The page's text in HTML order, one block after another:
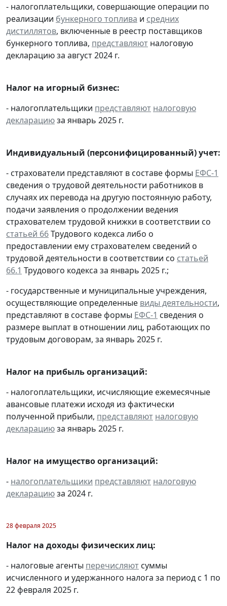
- налогоплательщики, совершающие операции по
реализации бункерного топлива и средних
дистиллятов, включенные в реестр поставщиков
бункерного топлива, представляют налоговую
декларацию за август 2024 г.
Налог на игорный бизнес:
- налогоплательщики представляют налоговую
декларациюза январь 2025 г.
Индивидуальный (персонифицированный) учет:
- страхователи представляют в составе формы ЕФС-1
сведения о трудовой деятельности работников в
случаях их перевода на другую постоянную работу,
подачи заявления о продолжении ведения
страхователем трудовой книжки в соответствии со
статьей 66Трудового кодекса либо о
предоставлении ему страхователем сведений о
трудовой деятельности в соответствии со статьей
66.1 Трудового кодекса за январь 2025 г.;
- государственные и муниципальные учреждения,
осуществляющие определенные виды деятельности,
представляют в составе формы ЕФС-1 сведения о
размере выплат в отношении лиц, работающих по
трудовым договорам, за январь 2025 г.
Налог на прибыль организаций:
- налогоплательщики, исчисляющие ежемесячные
авансовые платежи исходя из фактически
полученной прибыли, представляют налоговую
декларациюза январь 2025 г.
Налог на имущество организаций:
- налогоплательщики представляют налоговую
декларациюза 2024 г.
28 февраля 2025
Налог на доходы физических лиц:
- налоговые агенты перечисляют суммы
исчисленного и удержанного налога за период с 1 по
22 февраля 2025 г.